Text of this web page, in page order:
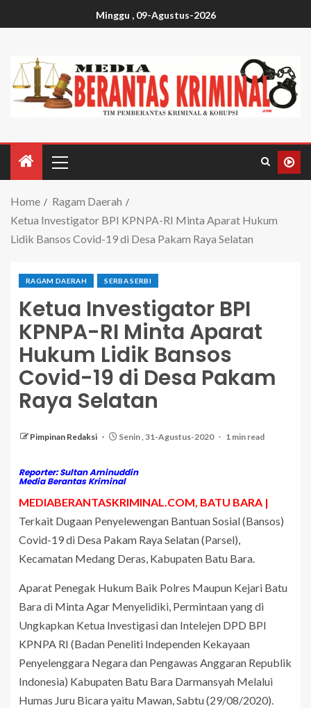
Minggu , 09-Agustus-2026
Home
Ragam Daerah
Ketua Investigator BPI KPNPA-RI Minta Aparat Hukum
Lidik Bansos Covid-19 di Desa Pakam Raya Selatan
RAGAM DAERAH SERBA SERBI
Ketua Investigator BPI
KPNPA-RI Minta Aparat
Hukum Lidik Bansos
Covid-19 di Desa Pakam
Raya Selatan
Pimpinan Redaksi Senin , 31-Agustus-2020 1 min read
Reporter: Sultan Aminuddin
Media Berantas Kriminal
MEDIABERANTASKRIMINAL.COM, BATU BARA |
Terkait Dugaan Penyelewengan Bantuan Sosial (Bansos)
Covid-19 di Desa Pakam Raya Selatan (Parsel),
Kecamatan Medang Deras, Kabupaten Batu Bara.
Aparat Penegak Hukum Baik Polres Maupun Kejari Batu
Bara di Minta Agar Menyelidiki, Permintaan yang di
Ungkapkan Ketua Investigasi dan Intelejen DPD BPI
KPNPA RI (Badan Peneliti Independen Kekayaan
Penyelenggara Negara dan Pengawas Anggaran Republik
Indonesia) Kabupaten Batu Bara Darmansyah Melalui
Humas Juru Bicara yaitu Mawan, Sabtu (29/08/2020).